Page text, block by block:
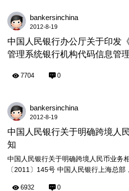
bankersinchina
2012-8-19
中国人民银行办公厅关于印发
管理系统银行机构代码信息管
7704 0
bankersinchina
2012-8-19
中国人民银行关于明确跨境人
知
中国人民银行关于明确跨境人民币业务
〔2011〕145号 中国人民银行上海总部
6932 0